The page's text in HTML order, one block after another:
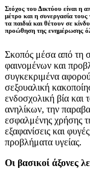
Στόχος του Δικτύου είναι η
μέτρο και η συνεργασία
τα παιδιά και θέτουν σε
προώθηση της ενημέρωσης
Σκοπός μέσα από τη
φαινομένων και
συγκεκριμένα
σεξουαλική
ενδοσχολική βία
ανηλίκων, την
εσφαλμένης χρήσης
εξαφανίσεις και
προβλήματα υγείας.
Οι βασικοί άξονες